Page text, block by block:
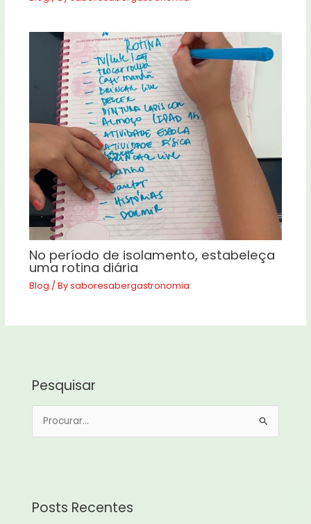
No período de isolamento, estabeleça
uma rotina diária
Blog / Bysaboresabergastronomia
Pesquisar
iPosts Recentes